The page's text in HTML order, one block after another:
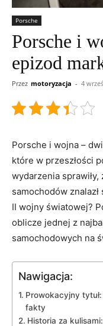
Porsche
Porsche i
epizod
Przez motoryzacja - 4
Porsche i wojna –
⁣które w przeszłości
wydarzenia
samochodów
II wojny światowej?‍
oblicze‌ jednej z
samochodowych ⁤na
Nawigacja:
Prowokacyjny
⁤fakty
Historia za